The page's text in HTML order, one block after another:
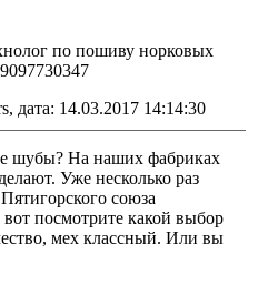
по пошиву норковых
дата: 14.03.2017 14:14:30
шубы? На наших фабриках
Уже несколько раз
союза
посмотрите какой выбор
мех классный. Или вы